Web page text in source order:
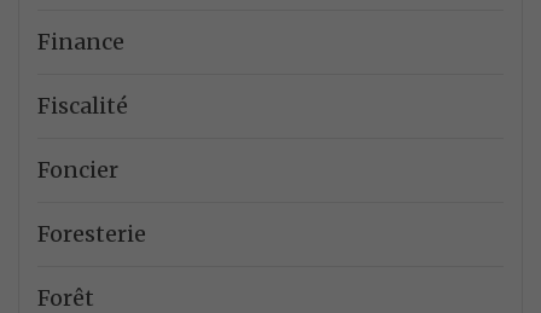
Finance
Fiscalité
Foncier
Foresterie
Forêt